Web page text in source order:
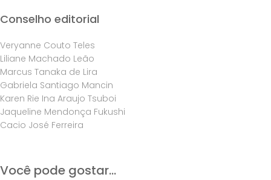
Conselho editorial
Veryanne Couto Teles
Liliane Machado Leão
Marcus Tanaka de Lira
Gabriela Santiago Mancin
Karen Rie Ina Araujo Tsuboi
Jaqueline Mendonça Fukushi
Cacio José Ferreira
Você pode gostar...